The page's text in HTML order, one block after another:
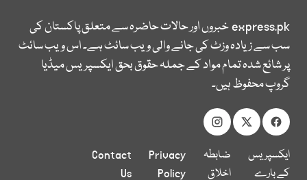
express.pkخبروں اور حالات حاضرہ سے متعلق پاکستان کی
سب سے زیادہ وزٹ کی جانے والی ویب سائٹ ہے۔ اس ویب سائٹ
پر شائع شدہ تمام مواد کے جملہ حقوق بحق ایکسپریس میڈیا
گروپ محفوظ ہیں۔
ایکسپریس
کے بارے
ضابطہ
اخلاق
Privacy
Policy
Contact
Us